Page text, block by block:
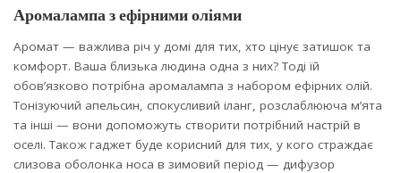
Аромалампа з ефірними оліями
Аромат — важлива річ у домі для тих, хто цінує затишок та
комфорт. Ваша близька людина одна з них? Тоді їй
обовʼязково потрібна аромалампа з набором ефірних олій.
Тонізуючий апельсин, спокусливий іланг, розслаблююча мʼята
та інші — вони допоможуть створити потрібний настрій в
оселі. Також гаджет буде корисний для тих, у кого страждає
слизова оболонка носа в зимовий період — дифузор